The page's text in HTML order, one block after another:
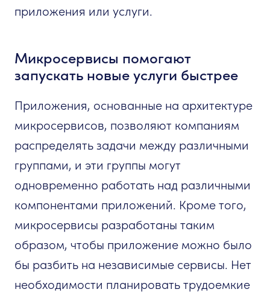
приложения или услуги.
Микросервисы помогают
запускать новые услуги быстрее
Приложения, основанные на архитектуре
микросервисов, позволяют компаниям
распределять задачи между различными
группами, и эти группы могут
одновременно работать над различными
компонентами приложений. Кроме того,
микросервисы разработаны таким
образом, чтобы приложение можно было
бы разбить на независимые сервисы. Нет
необходимости планировать трудоемкие